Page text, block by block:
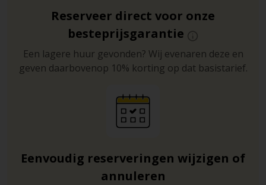
verkeersborden geven bijvoorbeeld het wegtype aan,
zoals de ‘autobahn’ ofwel autosnelweg, en laten
hiermee impliciet weten wat de maximumsnelheid is.
Eenzelfde bord met een rode streep hierdoorheen
betekent het einde van het wegtype. Wees daarom op
U mag tijdens het rijden uw mobiele telefoon niet
toegestaan. Ook het gebruik van oordopjes of een
hoofdtelefoon mag, zolang u het omgevingsgeluid maar
Reserveer direct voor onze
besteprijsgarantie
Een lagere huur gevonden? Wij evenaren deze en
geven daarbovenop 10% korting op dat basistarief.
Eenvoudig reserveringen wijzigen of
annuleren